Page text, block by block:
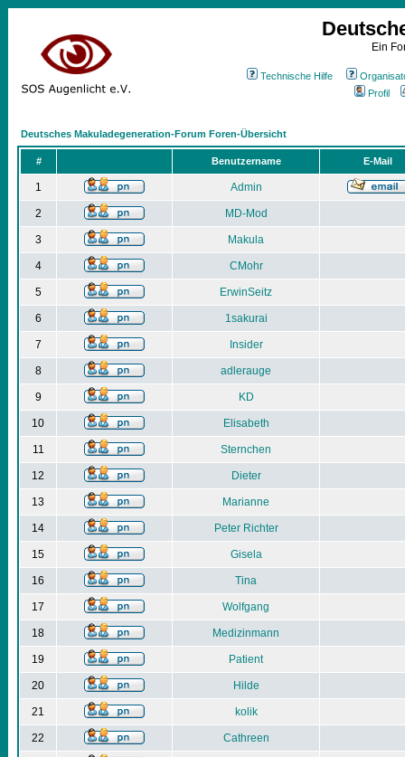
Ein
Technische Hilfe
Profil
Deutsches Makuladegeneration-Forum Foren-Übersicht
# Benutzername E-Mail
1 Admin
2 MD-Mod
3 Makula
4 CMohr
5 ErwinSeitz
6 1sakurai
7 Insider
8 adlerauge
9 KD
10 Elisabeth
11 Sternchen
12 Dieter
13 Marianne
14 Peter Richter
15 Gisela
16 Tina
17 Wolfgang
18 Medizinmann
19 Patient
20 Hilde
21 kolik
22 Cathreen